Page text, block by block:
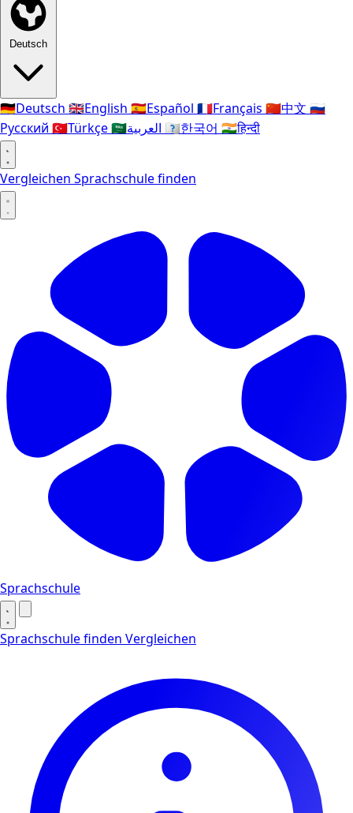
Deutsch
🇩🇪Deutsch 🇬🇧English 🇪🇸Español 🇫🇷Français 🇨🇳中文 🇷🇺
Русский 🇹🇷Türkçe🇸🇦 🇰🇷한국어 🇮🇳हिन्दी
Vergleichen Sprachschule finden
Sprachschule
Sprachschule finden Vergleichen